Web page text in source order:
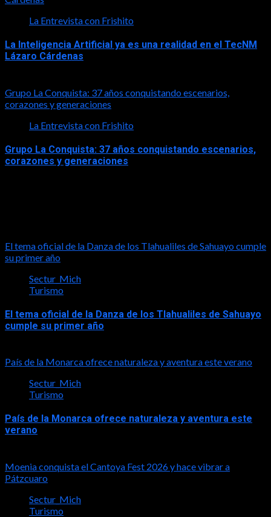
La Entrevista con Frishito
La Inteligencia Artificial ya es una realidad en el TecNM
Lázaro Cárdenas
Grupo La Conquista: 37 años conquistando escenarios,
corazones y generaciones
La Entrevista con Frishito
Grupo La Conquista: 37 años conquistando escenarios,
corazones y generaciones
El tema oficial de la Danza de los Tlahualiles de Sahuayo cumple
su primer año
Sectur_Mich
Turismo
El tema oficial de la Danza de los Tlahualiles de Sahuayo
cumple su primer año
País de la Monarca ofrece naturaleza y aventura este verano
Sectur_Mich
Turismo
País de la Monarca ofrece naturaleza y aventura este
verano
Moenia conquista el Cantoya Fest 2026 y hace vibrar a
Pátzcuaro
Sectur_Mich
Turismo